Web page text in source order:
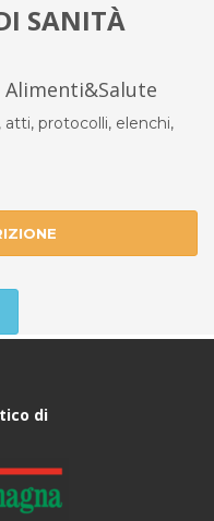
SANITÀ
protocolli, elenchi,
di